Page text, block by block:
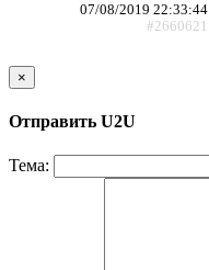
07/08/2019 22:33:44
#2660621
×
Отправить U2U
Тема: